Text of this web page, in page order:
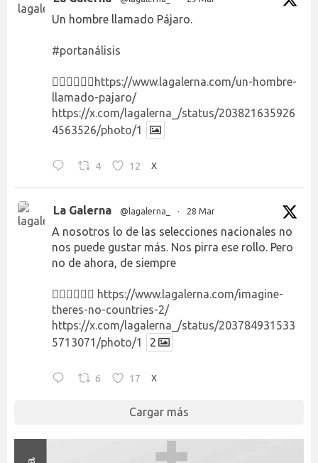
Un hombre llamado Pájaro.
#portanálisis
👉🏻👉🏻👉🏻 https://www.lagalerna.com/un-hombre-
llamado-pajaro/
https://x.com/lagalerna_/status/203821635926
4563526/photo/1
4 12 X
La Galerna @lagalerna_ · 28 Mar
A nosotros lo de las selecciones nacionales no
nos puede gustar más. Nos pirra ese rollo. Pero
no de ahora, de siempre
👉🏻👉🏻👉🏻 https://www.lagalerna.com/imagine-
theres-no-countries-2/
https://x.com/lagalerna_/status/203784931533
5713071/photo/1
2
6 17 X
Cargar más